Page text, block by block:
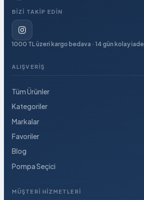
BIZI TAKIP EDIN
1000 TL üzeri kargo bedava · 14 gün kolay iade
ALIŞVERIŞ
Tüm Ürünler
Kategoriler
Markalar
Favoriler
Blog
Pompa Seçici
MÜŞTERI HIZMETLERI